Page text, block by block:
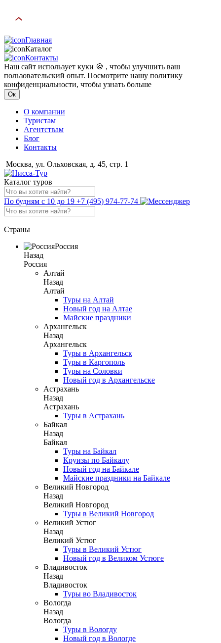
Главная
Каталог
Контакты
Наш сайт использует куки 🍪 , чтобы улучшить ваш
пользовательский опыт. Посмотрите нашу политику
конфиденциальности, чтобы узнать больше
Ок
О компании
Туристам
Агентствам
Блог
Контакты
Москва, ул. Ольховская, д. 45, стр. 1
Каталог туров
По будням с 10 до 19 +7 (495) 974-77-74
Страны
Россия
Назад
Россия
Алтай
Назад
Алтай
Туры на Алтай
Новый год на Алтае
Майские праздники
Архангельск
Назад
Архангельск
Туры в Архангельск
Туры в Каргополь
Туры на Соловки
Новый год в Архангельске
Астрахань
Назад
Астрахань
Туры в Астрахань
Байкал
Назад
Байкал
Туры на Байкал
Круизы по Байкалу
Новый год на Байкале
Майские праздники на Байкале
Великий Новгород
Назад
Великий Новгород
Туры в Великий Новгород
Великий Устюг
Назад
Великий Устюг
Туры в Великий Устюг
Новый год в Великом Устюге
Владивосток
Назад
Владивосток
Туры во Владивосток
Вологда
Назад
Вологда
Туры в Вологду
Новый год в Вологде